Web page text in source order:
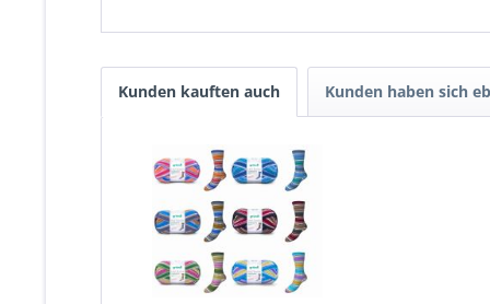
Kunden kauften auch Kunden haben sich